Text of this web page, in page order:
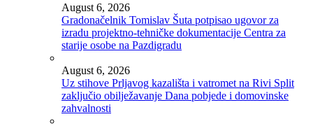
August 6, 2026
Gradonačelnik Tomislav Šuta potpisao ugovor za
izradu projektno-tehničke dokumentacije Centra za
starije osobe na Pazdigradu
August 6, 2026
Uz stihove Prljavog kazališta i vatromet na Rivi Split
zaključio obilježavanje Dana pobjede i domovinske
zahvalnosti